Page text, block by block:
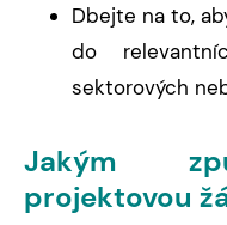
Dbejte na to,
do
sektorových
Jakým
projektovou